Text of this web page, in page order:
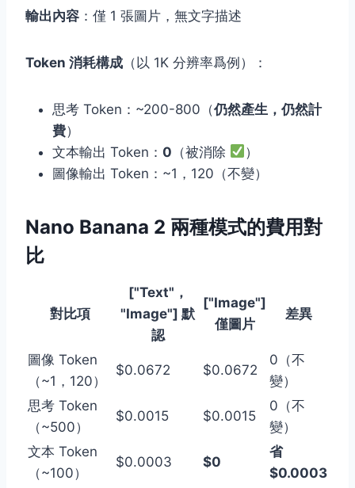
輸出內容 ：僅 1 張圖片，無文字描述
Token 消耗構成 （以 1K 分辨率爲例）：
思考 Token：~200-800（仍然產生，仍然計
費）
文本輸出 Token： 0 （被消除
）
圖像輸出 Token：~1，120（不變）
Nano Banana 2 兩種模式的費用對
比
對比項
["Text"，
"Image"] 默
認
["Image"]
僅圖片
差異
圖像 Token
（~1，120）
$0.0672 $0.0672
0（不
變）
思考 Token
（~500）
$0.0015 $0.0015
0（不
變）
文本 Token
（~100）
$0.0003 $0
省
$0.0003